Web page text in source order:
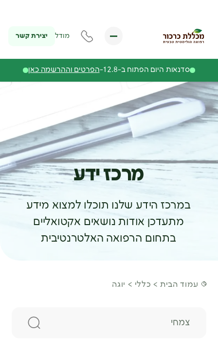
מודל יצירת קשר
סדנאות היום הפתוח ב-12.8- הפרטים וההרשמה כאן
מרכז ידע
במרכז הידע שלנו תוכלו למצוא מידע
מתעדכן אודות נושאים אקטואליים
בתחום הרפואה האלטרנטיבית
עמוד הבית כללי יוגה